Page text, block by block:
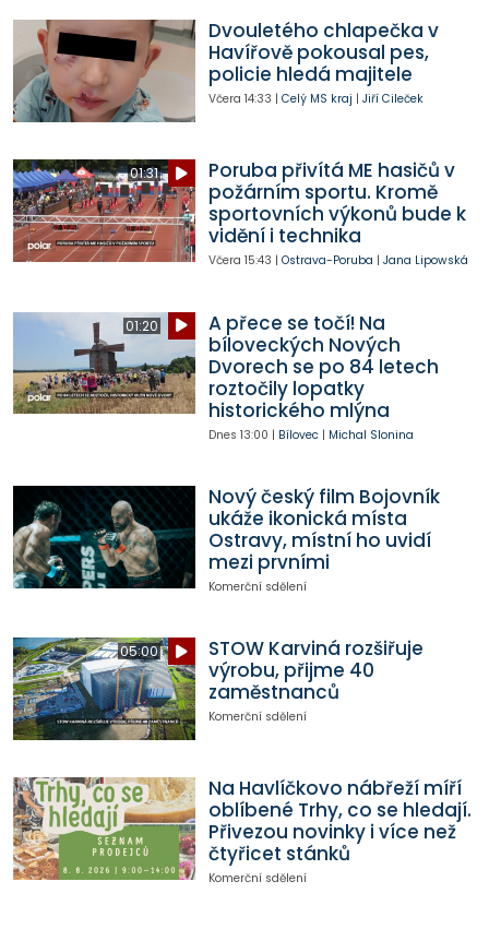
Dvouletého chlapečka v
Havířově pokousal pes,
policie hledá majitele
Včera 14:33 | Celý MS kraj | Jiří Cileček
01:31
Poruba přivítá ME hasičů v
požárním sportu. Kromě
sportovních výkonů bude k
vidění i technika
Včera 15:43 | Ostrava-Poruba | Jana Lipowská
01:20
A přece se točí! Na
bíloveckých Nových
Dvorech se po 84 letech
roztočily lopatky
historického mlýna
Dnes 13:00 | Bílovec| Michal Slonina
Nový český film Bojovník
ukáže ikonická místa
Ostravy, místní ho uvidí
mezi prvními
Komerční sdělení
05:00
STOW Karviná rozšiřuje
výrobu, přijme 40
zaměstnanců
Komerční sdělení
Na Havlíčkovo nábřeží míří
oblíbené Trhy, co se hledají.
Přivezou novinky i více než
čtyřicet stánků
Komerční sdělení